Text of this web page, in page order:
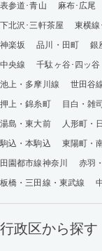
表参道･青山 麻布･広尾
下北沢･三軒茶屋
東横線
神楽坂
品川・田町 銀
中央線
千駄ヶ谷･四ッ谷
池上・多摩川線
世田谷
押上・錦糸町
目白・雑
湯島・東大前
人形町・
駒込・本駒込
東陽町・
田園都市線神奈川
赤羽
板橋・三田線・東武線
行政区から探す